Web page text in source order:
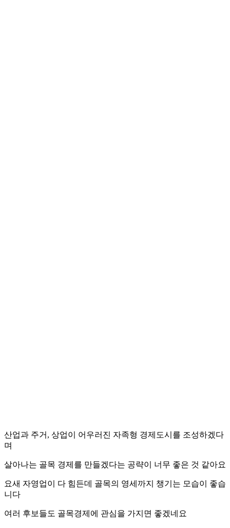
산업과 주거, 상업이 어우러진 자족형 경제도시를 조성하겠다
며
살아나는 골목 경제를 만들겠다는 공략이 너무 좋은 것 같아요
요새 자영업이 다 힘든데 골목의 영세까지 챙기는 모습이 좋습
니다
여러 후보들도 골목경제에 관심을 가지면 좋겠네요